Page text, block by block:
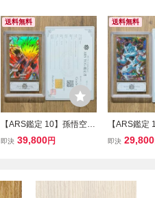
送料無料
【ARS鑑定 10】孫悟空 E
XR EX1-001 エクストラ
RAGON BALL
即決 39,800円
送料無料
【ARS鑑定
枚 フリーザ
鑑定品
即決 29,800